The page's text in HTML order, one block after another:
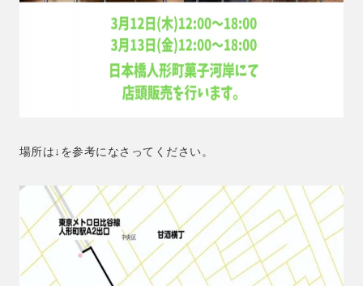
場所は↓を参考になさってください。